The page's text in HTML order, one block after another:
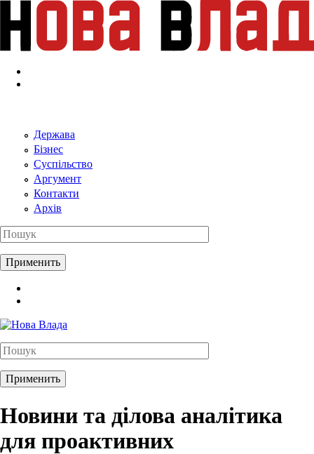
Перейти к основному содержанию
Держава
Бізнес
Суспільство
Аргумент
Контакти
Архів
Новини та ділова аналітика
для проактивних